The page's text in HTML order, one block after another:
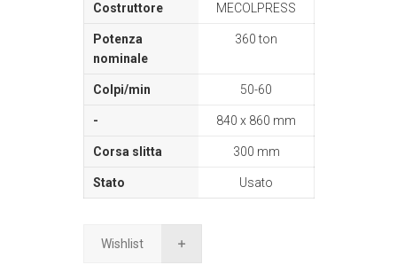
MECOLPRESS
360 ton
50-60
840 x 860 mm
300 mm
Usato
Wishlist